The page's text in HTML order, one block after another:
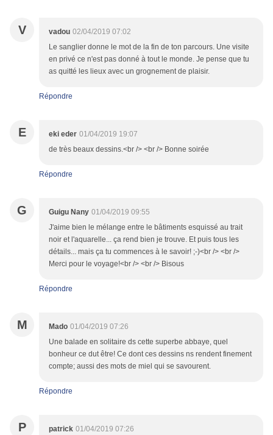
V vadou 02/04/2019 07:02
Le sanglier donne le mot de la fin de ton parcours. Une visite
en privé ce n'est pas donné à tout le monde. Je pense que tu
as quitté les lieux avec un grognement de plaisir.
Répondre
E eki eder 01/04/2019 19:07
de très beaux dessins.<br /> <br /> Bonne soirée
Répondre
G Guigu Nany 01/04/2019 09:55
J'aime bien le mélange entre le bâtiments esquissé au trait
noir et l'aquarelle... ça rend bien je trouve. Et puis tous les
détails... mais ça tu commences à le savoir! ;-)<br /> <br />
Merci pour le voyage!<br /> <br /> Bisous
Répondre
M Mado 01/04/2019 07:26
Une balade en solitaire ds cette superbe abbaye, quel
bonheur ce dut être! Ce dont ces dessins ns rendent finement
compte; aussi des mots de miel qui se savourent.
Répondre
P patrick 01/04/2019 07:26